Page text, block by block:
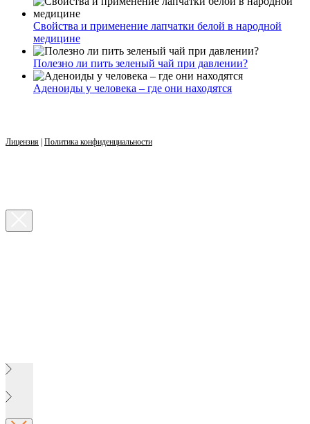
Свойства и применение лапчатки белой в народной
медицине
Полезно ли пить зеленый чай при давлении?
Аденоиды у человека – где они находятся
Лицензия Политика конфиденциальности